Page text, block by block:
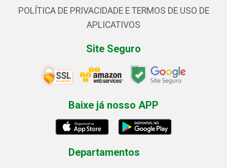
POLÍTICA DE PRIVACIDADE E TERMOS DE USO DE
APLICATIVOS
Site Seguro
Baixe já nosso APP
Departamentos